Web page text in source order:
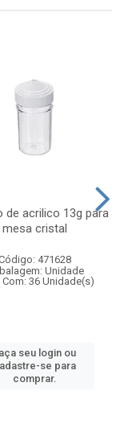
de acrilico 13g para
mesa cristal
471628
Unidade
Com: 36 Unidade(s)
seu login ou
se para
comprar.